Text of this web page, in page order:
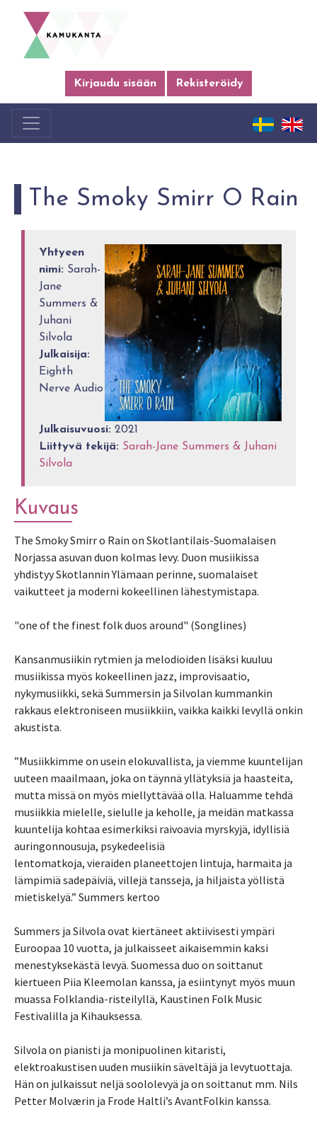
Kirjaudu sisään Rekisteröidy
The Smoky Smirr O Rain
Yhtyeen
nimi: Sarah-
Jane
Summers &
Juhani
Silvola
Julkaisija:
Eighth
Nerve Audio
Julkaisuvuosi: 2021
Liittyvä tekijä: Sarah-Jane Summers & Juhani
Silvola
Kuvaus
The Smoky Smirr o Rain on Skotlantilais-Suomalaisen
Norjassa asuvan duon kolmas levy. Duon musiikissa
yhdistyy Skotlannin Ylämaan perinne, suomalaiset
vaikutteet ja moderni kokeellinen lähestymistapa.
"one of the finest folk duos around" (Songlines)
Kansanmusiikin rytmien ja melodioiden lisäksi kuuluu
musiikissa myös kokeellinen jazz, improvisaatio,
nykymusiikki, sekä Summersin ja Silvolan kummankin
rakkaus elektroniseen musiikkiin, vaikka kaikki levyllä onkin
akustista.
”Musiikkimme on usein elokuvallista, ja viemme kuuntelijan
uuteen maailmaan, joka on täynnä yllätyksiä ja haasteita,
mutta missä on myös miellyttävää olla. Haluamme tehdä
musiikkia mielelle, sielulle ja keholle, ja meidän matkassa
kuuntelija kohtaa esimerkiksi raivoavia myrskyjä, idyllisiä
auringonnousuja, psykedeelisiä
lentomatkoja, vieraiden planeettojen lintuja, harmaita ja
lämpimiä sadepäiviä, villejä tansseja, ja hiljaista yöllistä
mietiskelyä.” Summers kertoo
Summers ja Silvola ovat kiertäneet aktiivisesti ympäri
Euroopaa 10 vuotta, ja julkaisseet aikaisemmin kaksi
menestyksekästä levyä. Suomessa duo on soittanut
kiertueen Piia Kleemolan kanssa, ja esiintynyt myös muun
muassa Folklandia-risteilyllä, Kaustinen Folk Music
Festivalilla ja Kihauksessa.
Silvola on pianisti ja monipuolinen kitaristi,
elektroakustisen uuden musiikin säveltäjä ja levytuottaja.
Hän on julkaissut neljä soololevyä ja on soittanut mm. Nils
Petter Molværin ja Frode Haltli’s AvantFolkin kanssa.